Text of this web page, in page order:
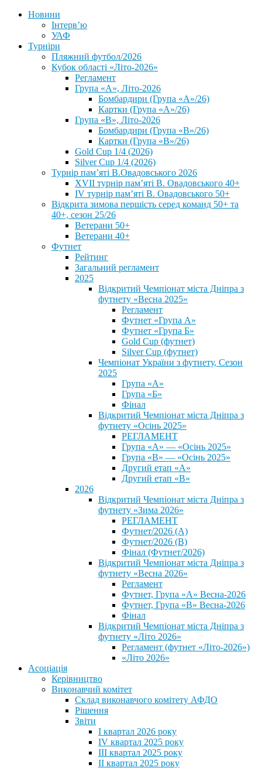
Новини
Інтерв’ю
УАФ
Турніри
Пляжний футбол/2026
Кубок області «Літо-2026»
Регламент
Група «А», Літо-2026
Бомбардири (Група «А»/26)
Картки (Група «А»/26)
Група «В», Літо-2026
Бомбардири (Група «В»/26)
Картки (Група «В»/26)
Gold Cup 1/4 (2026)
Silver Cup 1/4 (2026)
Турнір пам’яті В.Овадовського 2026
XVII турнір пам’яті В. Овадовського 40+
IV турнір пам’яті В. Овадовського 50+
Відкрита зимова першість серед команд 50+ та
40+, сезон 25/26
Ветерани 50+
Ветерани 40+
Футнет
Рейтинг
Загальний регламент
2025
Відкритий Чемпіонат міста Дніпра з
футнету «Весна 2025»
Регламент
Футнет «Група А»
Футнет «Група Б»
Gold Cup (футнет)
Silver Cup (футнет)
Чемпіонат України з футнету, Сезон
2025
Група «А»
Група «Б»
Фінал
Відкритий Чемпіонат міста Дніпра з
футнету «Осінь 2025»
РЕГЛАМЕНТ
Група «А» — «Осінь 2025»
Група «В» — «Осінь 2025»
Другий етап «А»
Другий етап «В»
2026
Відкритий Чемпіонат міста Дніпра з
футнету «Зима 2026»
РЕГЛАМЕНТ
Футнет/2026 (А)
Футнет/2026 (В)
Фінал (Футнет/2026)
Відкритий Чемпіонат міста Дніпра з
футнету «Весна 2026»
Регламент
Футнет, Група «А» Весна-2026
Футнет, Група «В» Весна-2026
Фінал
Відкритий Чемпіонат міста Дніпра з
футнету «Літо 2026»
Регламент (футнет «Літо-2026»)
«Літо 2026»
Асоціація
Керівництво
Виконавчий комітет
Склад виконавчого комітету АФДО
Рішення
Звіти
I квартал 2026 року
IV квартал 2025 року
III квартал 2025 року
II квартал 2025 року